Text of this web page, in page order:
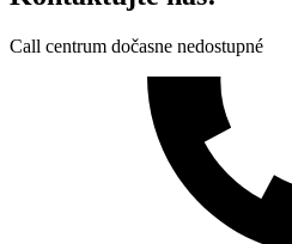
Call centrum dočasne nedostupné